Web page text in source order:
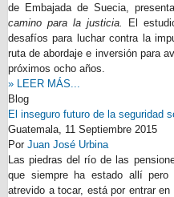
de Embajada de Suecia,
camino para la justicia.
El
desafíos para luchar contra la
ruta de abordaje e inversión para
próximos ocho años.
» LEER MÁS...
Blog
El inseguro futuro de la seguridad
Guatemala, 11 Septiembre 2015
Por Juan José Urbina
Las piedras del río de las
que siempre ha estado allí pero
atrevido a tocar, está por entrar